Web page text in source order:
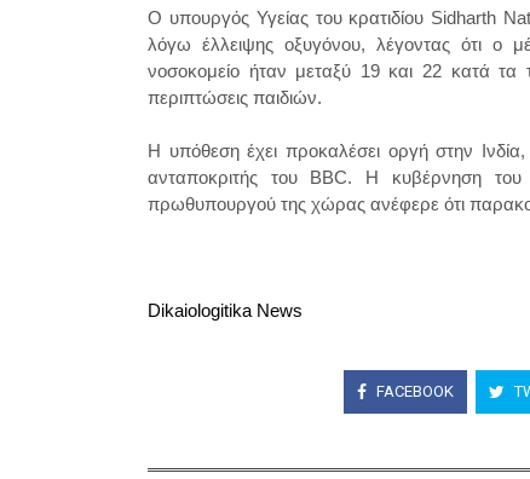
Ο υπουργός Υγείας του κρατιδίου Sidharth
λόγω έλλειψης οξυγόνου, λέγοντας ότι ο
νοσοκομείο ήταν μεταξύ 19 και 22 κατά τα
περιπτώσεις παιδιών.
Η υπόθεση έχει προκαλέσει οργή στην
ανταποκριτής του BBC. Η κυβέρνηση
πρωθυπουργού της χώρας ανέφερε ότι
Dikaiologitika News
FACEBOOK